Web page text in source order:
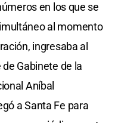
en los que se
al momento
ingresaba al
Gabinete de la
Aníbal
a Santa Fe para